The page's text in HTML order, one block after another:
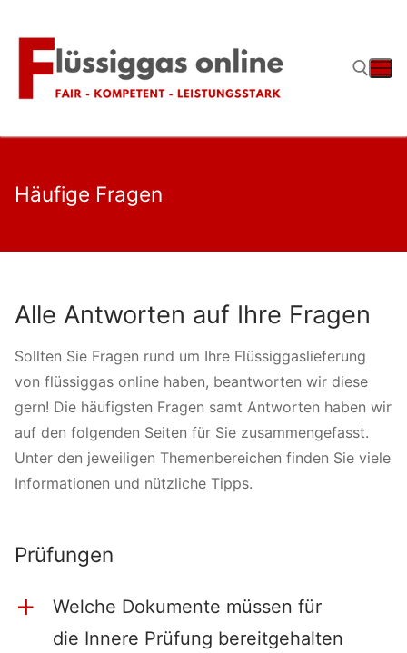
Inhalt
springen
Häufige Fragen
Alle Antworten auf Ihre Fragen
Sollten Sie Fragen rund um Ihre Flüssiggaslieferung
von flüssiggas online haben, beantworten wir diese
gern! Die häufigsten Fragen samt Antworten haben wir
auf den folgenden Seiten für Sie zusammengefasst.
Unter den jeweiligen Themenbereichen finden Sie viele
Informationen und nützliche Tipps.
Prüfungen
a
Welche Dokumente müssen für
die Innere Prüfung bereitgehalten